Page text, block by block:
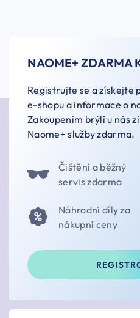
NAOME+ ZDARMA
Registrujte se a získejte
e-shopu a informace o
Zakoupením brýlí u nás
Naome+ služby zdarma.
Čištění a běžný
servis zdarma
Náhradní díly za
nákupní ceny